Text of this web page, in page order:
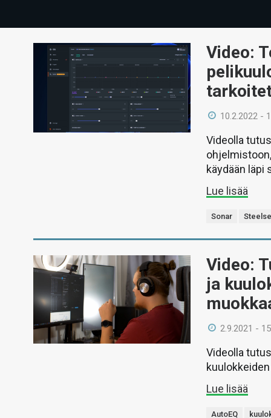
Video:
10.2.2022 -
Videolla
käydään läpi
Lue lisää
Sonar
Video:
ja
2.9.2021 -
Videolla
Lue lisää
AutoEQ